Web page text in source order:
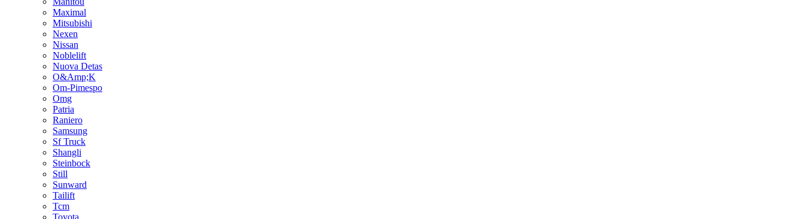
Maximal
Mitsubishi
Nexen
Nissan
Noblelift
Nuova Detas
O&Amp;K
Om-Pimespo
Omg
Patria
Raniero
Samsung
Sf Truck
Shangli
Steinbock
Still
Sunward
Tailift
Tcm
Toyota